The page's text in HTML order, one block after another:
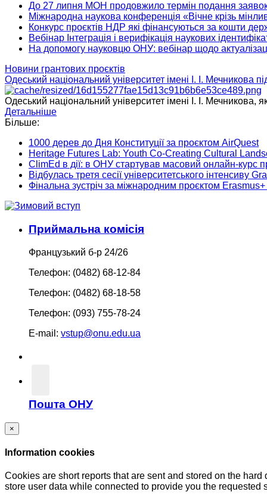
До 27 липня МОН продовжило термін подання заявок
Міжнародна наукова конференція «Вічне крізь
Конкурс проєктів НДР які фінансуються за кошти
Вебінар Інтеграція і верифікація наукових
На допомогу науковцю ОНУ: вебінар щодо
Новини грантових проєктів
Одеський національний університет імені І. І.
Одеський національний університет імені І. І. Мечникова,
Детальніше
Більше:
1000 дерев до Дня Конституції за проєктом AirQuest
Heritage Futures Lab: Youth Co-Creating Cultural
ClimEd в дії: в ОНУ стартував масовий онлайн-курс
Відбулась третя сесії університетського інтенсиву
Фінальна зустріч за міжнародним проєктом
Приймальна комісія
Французький б-р 24/26
Телефон: (0482) 68-12-84
Телефон: (0482) 68-18-58
Телефон: (093) 755-78-24
E-mail: vstup@onu.edu.ua
Пошта ОНУ
×
Information cookies
Cookies are short reports that are sent and stored on the
store user data while connected to provide you the